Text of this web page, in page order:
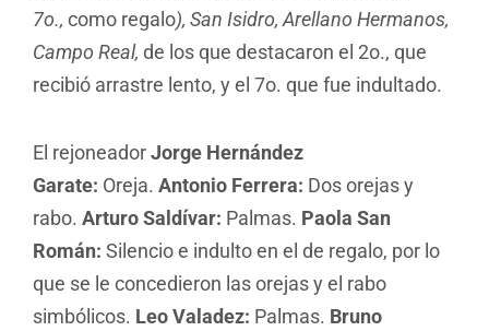
7o., como regalo), San Isidro, Arellano Hermanos,
Campo Real, de los que destacaron el 2o., que
recibió arrastre lento, y el 7o. que fue indultado.
El rejoneadorJorge Hernández
Garate: Oreja. Antonio Ferrera: Dos orejas y
rabo. Arturo Saldívar: Palmas. Paola San
Román: Silencio e indulto en el de regalo, por lo
que se le concedieron las orejas y el rabo
simbólicos. Leo Valadez: Palmas. Bruno